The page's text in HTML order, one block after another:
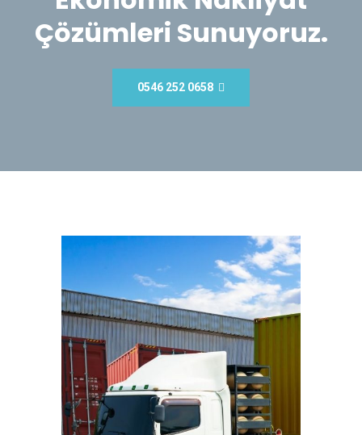
Çözümleri Sunuyoruz.
0546 252 0658